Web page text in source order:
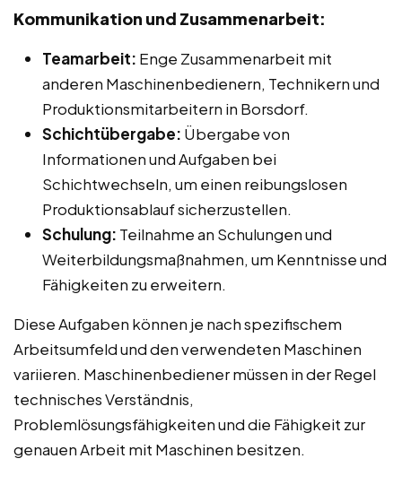
Kommunikation und Zusammenarbeit:
Teamarbeit: Enge Zusammenarbeit mit
anderen Maschinenbedienern, Technikern und
Produktionsmitarbeitern in Borsdorf.
Schichtübergabe: Übergabe von
Informationen und Aufgaben bei
Schichtwechseln, um einen reibungslosen
Produktionsablauf sicherzustellen.
Schulung: Teilnahme an Schulungen und
Weiterbildungsmaßnahmen, um Kenntnisse und
Fähigkeiten zu erweitern.
Diese Aufgaben können je nach spezifischem
Arbeitsumfeld und den verwendeten Maschinen
variieren. Maschinenbediener müssen in der Regel
technisches Verständnis,
Problemlösungsfähigkeiten und die Fähigkeit zur
genauen Arbeit mit Maschinen besitzen.